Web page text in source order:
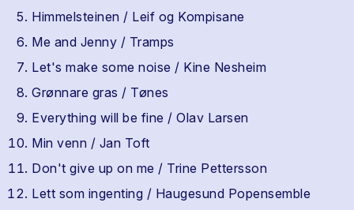
Himmelsteinen / Leif og Kompisane
Me and Jenny / Tramps
Let's make some noise / Kine Nesheim
Grønnare gras / Tønes
Everything will be fine / Olav Larsen
Min venn / Jan Toft
Don't give up on me / Trine Pettersson
Lett som ingenting / Haugesund Popensemble